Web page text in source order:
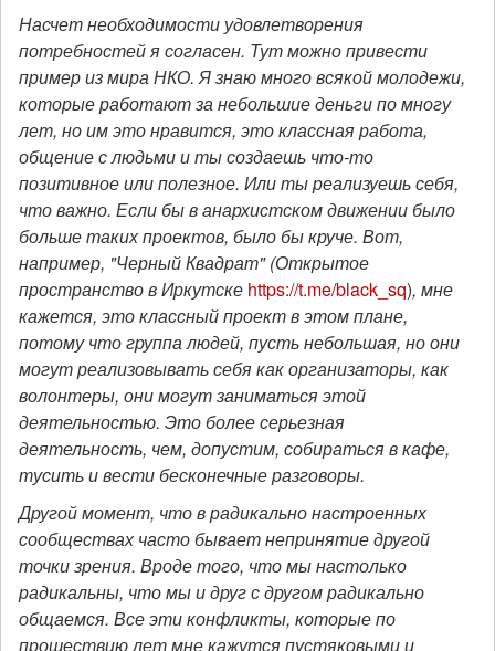
Насчет необходимости удовлетворения
потребностей я согласен. Тут можно привести
пример из мира НКО. Я знаю много всякой молодежи,
которые работают за небольшие деньги по многу
лет, но им это нравится, это классная работа,
общение с людьми и ты создаешь что-то
позитивное или полезное. Или ты реализуешь себя,
что важно. Если бы в анархистском движении было
больше таких проектов, было бы круче. Вот,
например, "Черный Квадрат" (Открытое
пространство в Иркутске https://t.me/black_sq), мне
кажется, это классный проект в этом плане,
потому что группа людей, пусть небольшая, но они
могут реализовывать себя как организаторы, как
волонтеры, они могут заниматься этой
деятельностью. Это более серьезная
деятельность, чем, допустим, собираться в кафе,
тусить и вести бесконечные разговоры.
Другой момент, что в радикально настроенных
сообществах часто бывает непринятие другой
точки зрения. Вроде того, что мы настолько
радикальны, что мы и друг с другом радикально
общаемся. Все эти конфликты, которые по
прошествию лет мне кажутся пустяковыми и